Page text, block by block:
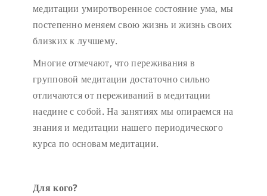
медитации умиротворенное состояние ума, мы
постепенно меняем свою жизнь и жизнь своих
близких к лучшему.
Многие отмечают, что переживания в
групповой медитации достаточно сильно
отличаются от переживаний в медитации
наедине с собой. На занятиях мы опираемся на
знания и медитации нашего периодического
курса по основам медитации.
Для кого?